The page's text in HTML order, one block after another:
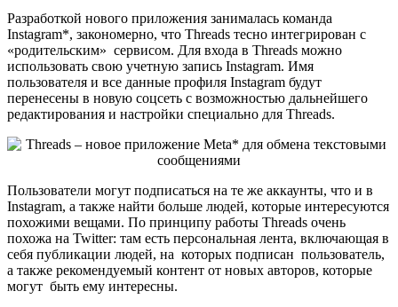
Разработкой нового приложения занималась команда
Instagram*, закономерно, что Threads тесно интегрирован с
«родительским» сервисом. Для входа в Threads можно
использовать свою учетную запись Instagram. Имя
пользователя и все данные профиля Instagram будут
перенесены в новую соцсеть с возможностью дальнейшего
редактирования и настройки специально для Threads.
Пользователи могут подписаться на те же аккаунты, что и в
Instagram, а также найти больше людей, которые интересуются
похожими вещами. По принципу работы Threads очень
похожа на Twitter: там есть персональная лента, включающая в
себя публикации людей, на которых подписан пользователь,
а также рекомендуемый контент от новых авторов, которые
могут быть ему интересны.